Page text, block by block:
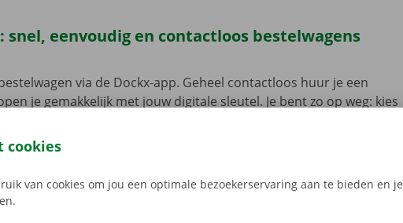
snel, eenvoudig en contactloos bestelwagens
via de Dockx-app. Geheel contactloos huur je een
je gemakkelijk met jouw digitale sleutel. Je bent zo op weg: kies
de gratis app nu voor
cookies
van cookies om jou een optimale bezoekerservaring aan te bieden en je